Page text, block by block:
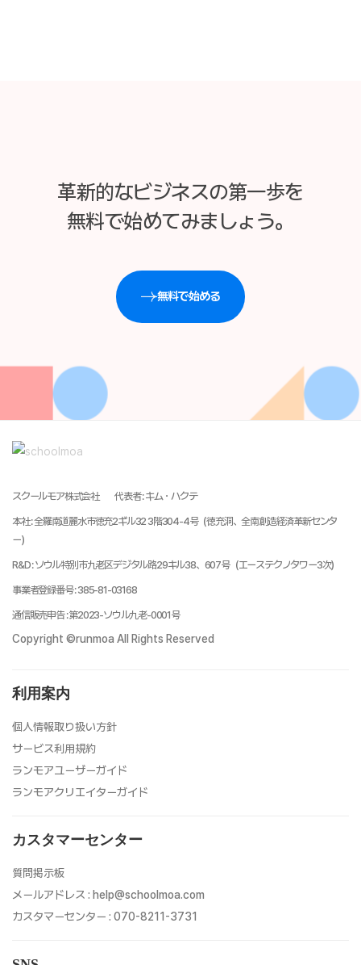
革新的なビジネスの第一歩を
無料で始めてみましょう。
無料で始める
スクールモア株式会社 代表者:キム・ハクテ
本社:全羅南道麗水市徳充2ギル32 3階304-4号（徳充洞、全南創造経済革新センタ
ー）
R&D:ソウル特別市九老区デジタル路29キル38、607号（エーステクノタワー3次）
事業者登録番号:385-81-03168
通信販売申告:第2023-ソウル九老-0001号
Copyright ©runmoa All Rights Reserved
利用案内
個人情報取り扱い方針
サービス利用規約
ランモアユーザーガイド
ランモアクリエイターガイド
カスタマーセンター
質問掲示板
メールアドレス : help@schoolmoa.com
カスタマーセンター : 070-8211-3731